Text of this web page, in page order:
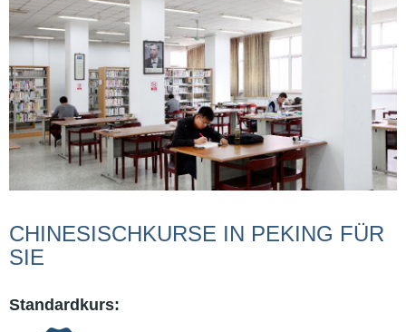
CHINESISCHKURSE IN PEKING FÜR
SIE
Standardkurs: